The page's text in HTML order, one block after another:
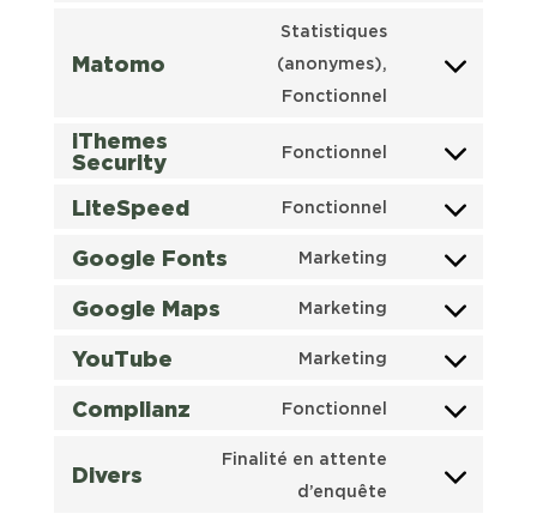
themes)
Matomo
Statistiques
(anonymes),
Fonctionnel
Consent
iThemes
Security
Fonctionnel
Consent
ithemes-
LiteSpeed
Fonctionnel
Consent
litespeed
Google Fonts
Marketing
Consent
google-
fonts
Google Maps
Marketing
Consent
google-
YouTube
Marketing
Consent
youtube
Complianz
Fonctionnel
Consent
service
Divers
Finalité en attente
d’enquête
Consent